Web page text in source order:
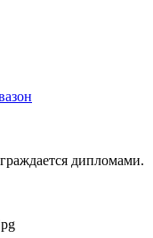
дипломами.